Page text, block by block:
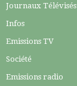
Journaux Télévisés
Infos
Emissions TV
Société
Emissions radio